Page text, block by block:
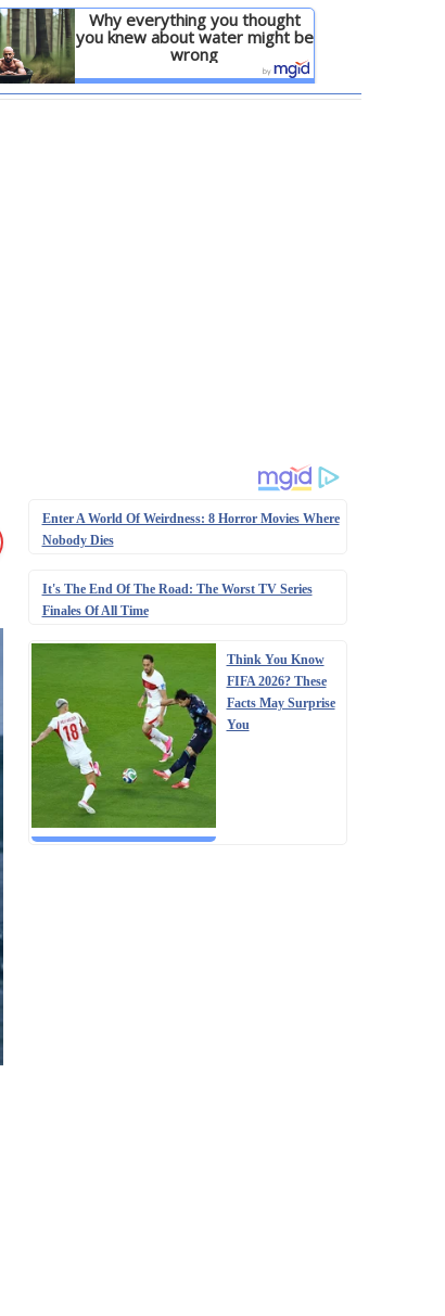
Why everything you thought
you knew about water might be
wrong
Детальніше
Enter A World Of Weirdness: 8 Horror Movies Where
Nobody Dies
It's The End Of The Road: The Worst TV Series
Finales Of All Time
Think You Know
FIFA 2026? These
Facts May Surprise
You